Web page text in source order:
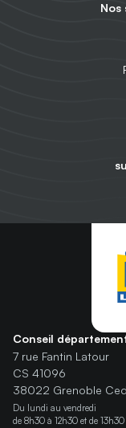
Nos
Conseil
7 rue Fantin Latour
CS 41096
38022 Grenoble
Du lundi au vendredi
de 8h30 à 12h30 et de